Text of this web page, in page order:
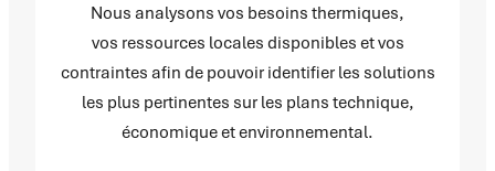
Nous analysons vos besoins thermiques,
vos ressources locales disponibles et vos
contraintes afin de pouvoir identifier les solutions
les plus pertinentes sur les plans technique,
économique et environnemental.